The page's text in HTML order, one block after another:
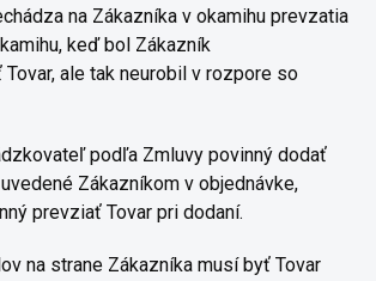
na Zákazníka v okamihu prevzatia
keď bol Zákazník
ale tak neurobil v rozpore so
podľa Zmluvy povinný dodať
uvedené Zákazníkom v objednávke,
prevziať Tovar pri dodaní.
na strane Zákazníka musí byť Tovar